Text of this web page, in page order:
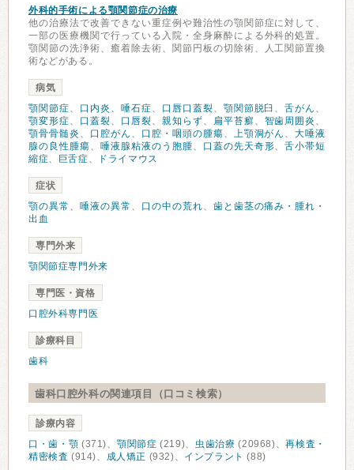
外科的手術による顎関節症の治療
他の治療法で改善できない重症例や難治性の顎関節症に対して、
一部の医療機関で行っている入院・全身麻酔による外科的処置。
顎関節の洗浄術、癒着除去術、関節円板の切除術、人工関節置換
術などがある。
病気
顎関節症、 口内炎 、 唾石症、 口唇口蓋裂、 顎関節脱臼 、舌がん 、
顎変形症、 口蓋裂、 口唇裂、 親知らず、 扁平苔癬、 智歯周囲炎 、
顎骨骨髄炎 、 口腔がん 、 口腔・咽頭の腫瘍、 上顎洞がん 、大唾液
腺の良性腫瘍、 唾液腺粘液のう胞腫、 口蓋の先天奇形、舌小帯短
縮症、 巨舌症、 ドライマウス
症状
顎の異常 、 唾液の異常 、 口の中の荒れ、 歯と歯茎の痛み・腫れ・
出血
専門外来
顎関節症専門外来
専門医・資格
口腔外科専門医
診療科目
歯科
歯科口腔外科の関連項目（口コミ検索）
診療内容
口・歯・顎 (371)、 顎関節症 (219)、 虫歯治療 (20968)、再検査・
精密検査 (914)、 成人矯正 (932)、 インプラント (88)